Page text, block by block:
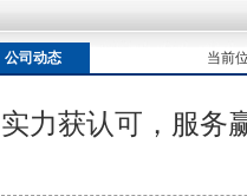
：从额定扭矩到加载频率的工况适配
：从额定扭矩到加载频率的工况适配
公司动态 当前
实力获认可，服务